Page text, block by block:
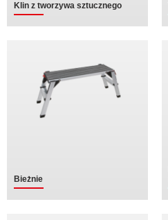
Klin z tworzywa sztucznego
Bieżnie